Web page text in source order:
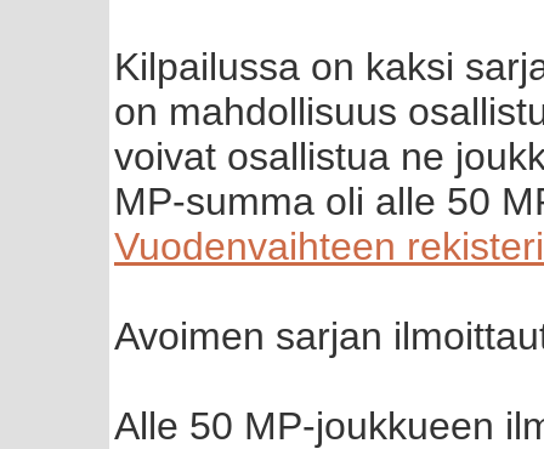
Kilpailussa on kaksi
on mahdollisuus
voivat osallistua ne
MP-summa oli alle 50
Vuodenvaihteen rekisteri
Avoimen sarjan
Alle 50 MP-joukkueen